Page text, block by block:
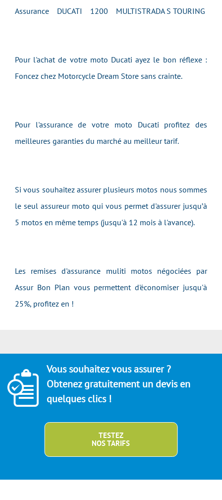
Assurance DUCATI 1200 MULTISTRADA S TOURING
Pour l'achat de votre moto Ducati ayez le bon réflexe :
Foncez chez Motorcycle Dream Store sans crainte.
Pour l'assurance de votre moto Ducati profitez des
meilleures garanties du marché au meilleur tarif.
Si vous souhaitez assurer plusieurs motos nous sommes
le seul assureur moto qui vous permet d'assurer jusqu’à
5 motos en même temps (jusqu'à 12 mois à l'avance).
Les remises d'assurance muliti motos négociées par
Assur Bon Plan vous permettent d'économiser jusqu'à
25%, profitez en !
Vous souhaitez vous assurer ?
Obtenez gratuitement un devis en
quelques clics !
TESTEZ
NOS TARIFS